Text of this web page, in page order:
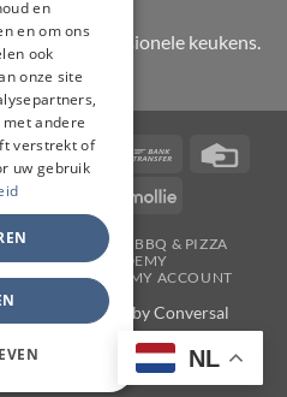
en professionele keukens.
MasterCardBancontactBank
Maestro Mollie
KOOKGEREI
BBQ & PIZZA
ACADEMY
CONTACT MY ACCOUNT
KNIFE | Support byConversal
NL
GERMAN
ENGLISH
en
en om ons
ook
onze site
andere
verstrekt of
uw gebruik